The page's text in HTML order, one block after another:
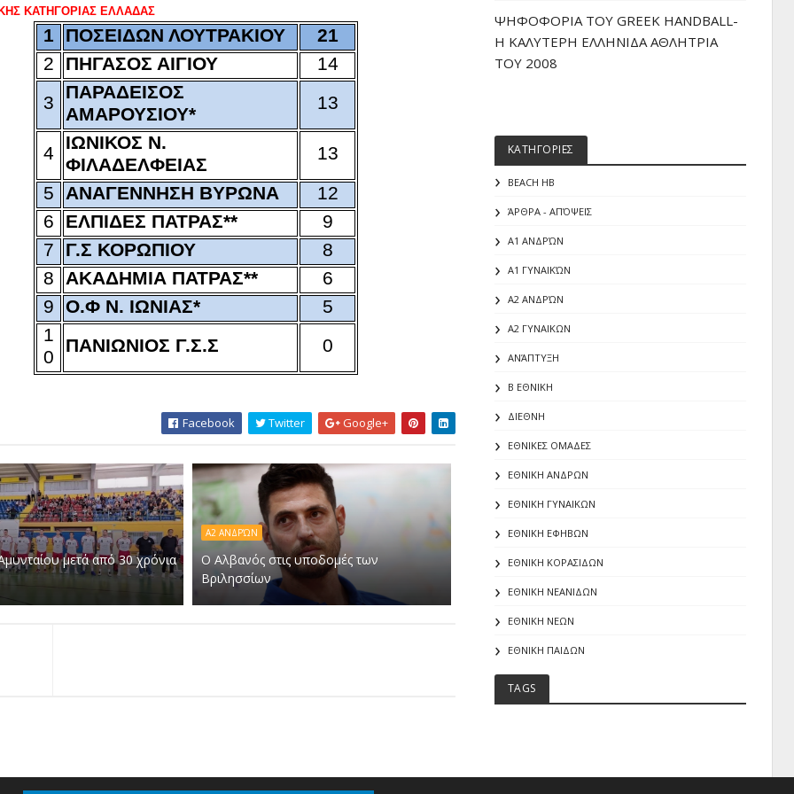
ΚΑΤΗΓΟΡΙΑΣ ΕΛΛΑΔΑΣ
1 ΠΟΣΕΙΔΩΝ ΛΟΥΤΡΑΚΙΟΥ
21
2
ΠΗΓΑΣΟΣ ΑΙΓΙΟΥ
14
3
ΠΑΡΑΔΕΙΣΟΣ
ΑΜΑΡΟΥΣΙΟΥ*
13
4
ΙΩΝΙΚΟΣ Ν.
ΦΙΛΑΔΕΛΦΕΙΑΣ
13
5 ΑΝΑΓΕΝΝΗΣΗ ΒΥΡΩΝΑ
12
6
ΕΛΠΙΔΕΣ ΠΑΤΡΑΣ**
9
7
Γ.Σ ΚΟΡΩΠΙΟΥ
8
8 ΑΚΑΔΗΜΙΑ ΠΑΤΡΑΣ**
6
9 Ο.Φ Ν. ΙΩΝΙΑΣ*
5
1
0
ΠΑΝΙΩΝΙΟΣ Γ.Σ.Σ 0
Facebook Twitter Google+
μετά από 30 χρόνια
Α2 ΑΝΔΡΏΝ
Ο Αλβανός στις υποδομές των
Βριλησσίων
ΨΗΦΟΦΟΡΙΑ ΤΟΥ GREEK HANDBALL-
H ΚΑΛΥΤΕΡΗ ΕΛΛΗΝΙΔΑ ΑΘΛΗΤΡΙΑ
ΤΟΥ 2008
ΚΑΤΗΓΟΡΙΕΣ
BEACH HB
ΆΡΘΡΑ - ΑΠΌΨΕΙΣ
Α1 ΑΝΔΡΏΝ
Α1 ΓΥΝΑΙΚΏΝ
Α2 ΑΝΔΡΏΝ
Α2 ΓΥΝΑΙΚΩΝ
ΑΝΆΠΤΥΞΗ
Β ΕΘΝΙΚΗ
ΔΙΕΘΝΗ
ΕΘΝΙΚΕΣ ΟΜΑΔΕΣ
ΕΘΝΙΚΗ ΑΝΔΡΩΝ
ΕΘΝΙΚΗ ΓΥΝΑΙΚΩΝ
ΕΘΝΙΚΗ ΕΦΗΒΩΝ
ΕΘΝΙΚΗ ΚΟΡΑΣΙΔΩΝ
ΕΘΝΙΚΗ ΝΕΑΝΙΔΩΝ
ΕΘΝΙΚΗ ΝΕΩΝ
ΕΘΝΙΚΗ ΠΑΙΔΩΝ
TAGS